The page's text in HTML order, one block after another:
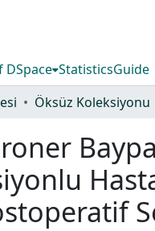
DSpace StatisticsGuide
Öksüz Koleksiyonu